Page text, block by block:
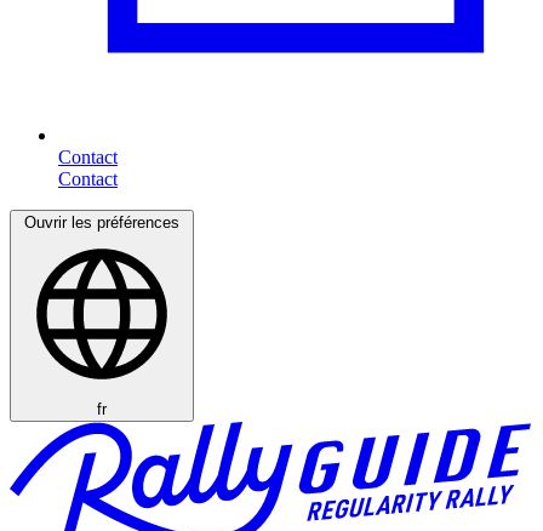
Contact
Ouvrir les préférences
fr